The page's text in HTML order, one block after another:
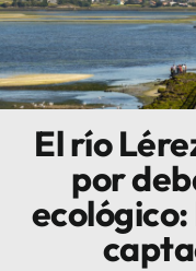
Sostenibilidad
Innova
El río
por
ecológico: